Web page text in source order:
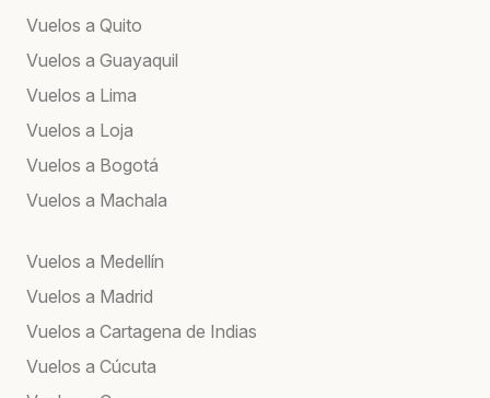
Vuelos a Quito
Vuelos a Guayaquil
Vuelos a Lima
Vuelos a Loja
Vuelos a Bogotá
Vuelos a Machala
Vuelos a Medellín
Vuelos a Madrid
Vuelos a Cartagena de Indias
Vuelos a Cúcuta